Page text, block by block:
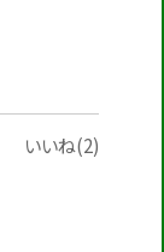
いいね(2)